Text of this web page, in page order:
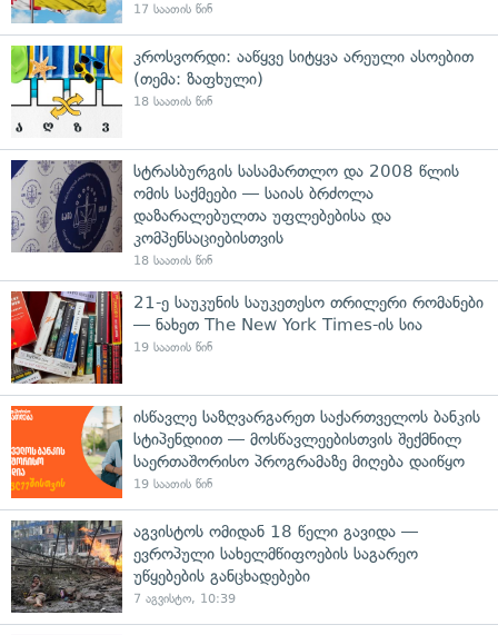
17 საათის წინ
კროსვორდი: ააწყვე სიტყვა არეული ასოებით
(თემა: ზაფხული)
18 საათის წინ
სტრასბურგის სასამართლო და 2008 წლის
ომის საქმეები — საიას ბრძოლა
დაზარალებულთა უფლებებისა და
კომპენსაციებისთვის
18 საათის წინ
21-ე საუკუნის საუკეთესო თრილერი რომანები
— ნახეთ The New York Times-ის სია
19 საათის წინ
ისწავლე საზღვარგარეთ საქართველოს ბანკის
სტიპენდიით — მოსწავლეებისთვის შექმნილ
საერთაშორისო პროგრამაზე მიღება დაიწყო
19 საათის წინ
აგვისტოს ომიდან 18 წელი გავიდა —
ევროპული სახელმწიფოების საგარეო
უწყებების განცხადებები
7 აგვისტო, 10:39